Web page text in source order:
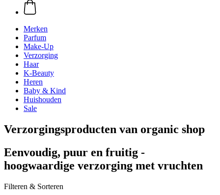
Merken
Parfum
Make-Up
Verzorging
Haar
K-Beauty
Heren
Baby & Kind
Huishouden
Sale
Verzorgingsproducten van organic shop
Eenvoudig, puur en fruitig -
hoogwaardige verzorging met vruchten
Filteren & Sorteren